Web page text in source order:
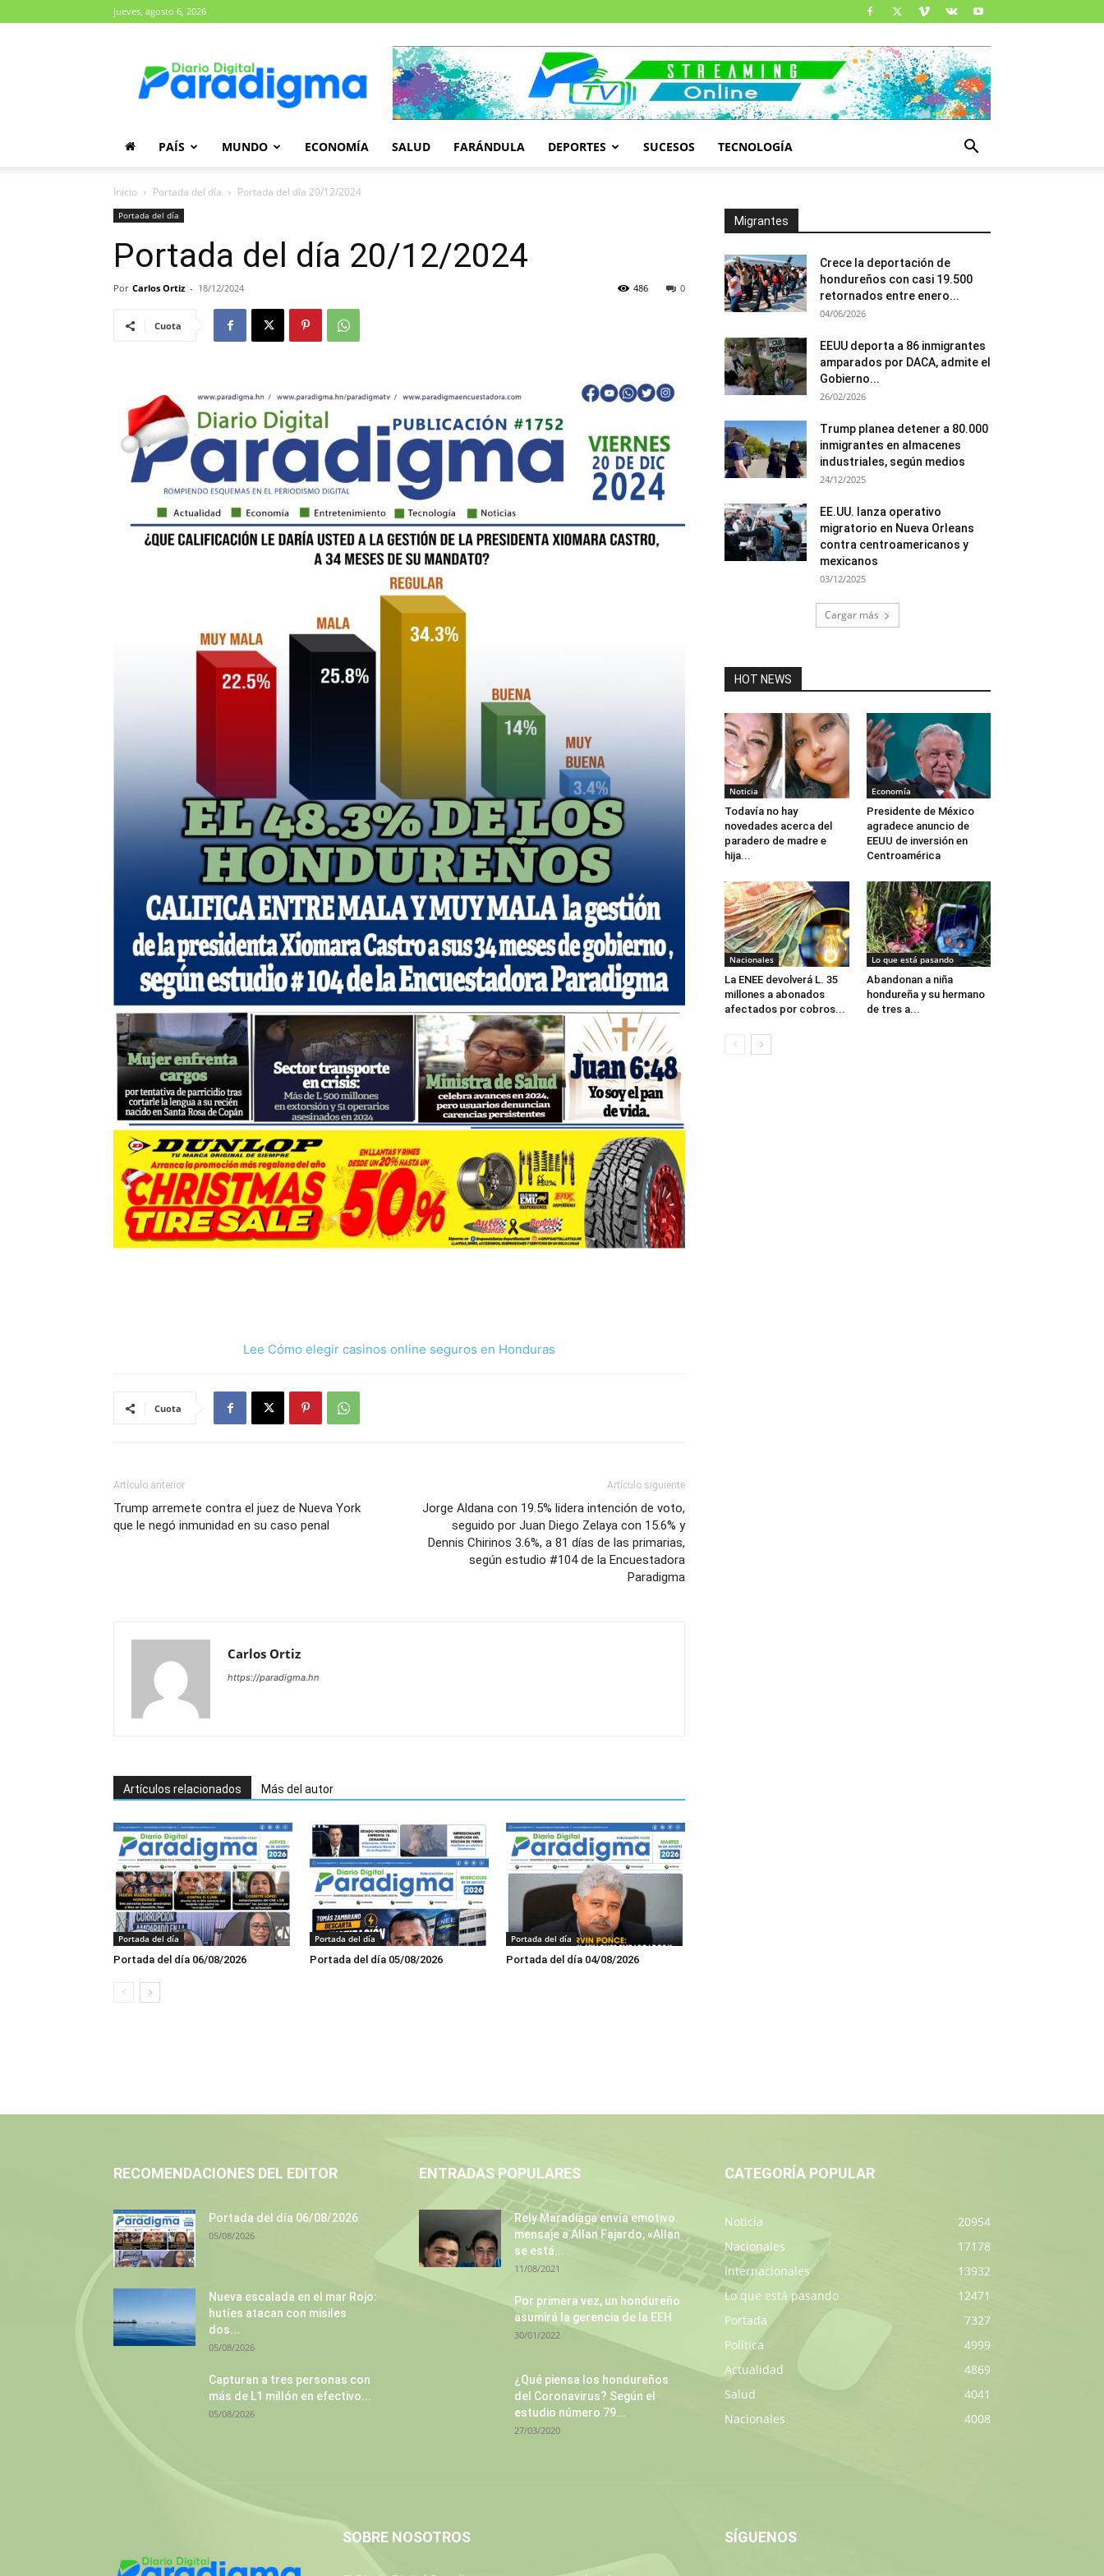
jueves, agosto 6, 2026
Paradigma
PAÍS MUNDO ECONOMÍA SALUD FARÁNDULA DEPORTES SUCESOS TECNOLOGÍA
Inicio Portada del día Portada del día 20/12/2024
Portada del día
Portada del día 20/12/2024
Por Carlos Ortiz - 18/12/2024 0
486
Cuota
Lee Cómo elegir casinos online seguros en Honduras
Cuota
Artículo anterior
Trump arremete contra el juez de Nueva York
que le negó inmunidad en su caso penal
Artículo siguiente
Jorge Aldana con 19.5% lidera intención de voto,
seguido por Juan Diego Zelaya con 15.6% y
Dennis Chirinos 3.6%, a 81 días de las primarias,
según estudio #104 de la Encuestadora
Paradigma
Carlos Ortiz
https://paradigma.hn
Artículos relacionados Más del autor
Portada del día
Portada del día 06/08/2026
Portada del día
Portada del día 05/08/2026
Portada del día
Portada del día 04/08/2026
Migrantes
Crece la deportación de
hondureños con casi 19.500
retornados entre enero...
04/06/2026
EEUU deporta a 86 inmigrantes
amparados por DACA, admite el
Gobierno...
26/02/2026
Trump planea detener a 80.000
inmigrantes en almacenes
industriales, según medios
24/12/2025
EE.UU. lanza operativo
migratorio en Nueva Orleans
contra centroamericanos y
mexicanos
03/12/2025
Cargar más
HOT NEWS
Noticia
Todavía no hay
novedades acerca del
paradero de madre e
hija...
Economía
Presidente de México
agradece anuncio de
EEUU de inversión en
Centroamérica
Nacionales
La ENEE devolverá L. 35
millones a abonados
afectados por cobros...
Lo que está pasando
Abandonan a niña
hondureña y su hermano
de tres a...
RECOMENDACIONES DEL EDITOR
Portada del día 06/08/2026
05/08/2026
Nueva escalada en el mar Rojo:
hutíes atacan con misiles
dos...
05/08/2026
Capturan a tres personas con
más de L1 millón en efectivo...
05/08/2026
ENTRADAS POPULARES
Rely Maradiaga envía emotivo
mensaje a Allan Fajardo, «Allan
se está...
11/08/2021
Por primera vez, un hondureño
asumirá la gerencia de la EEH
30/01/2022
¿Qué piensa los hondureños
del Coronavirus? Según el
estudio número 79...
27/03/2020
CATEGORÍA POPULAR
Noticia
20954
Nacionales
17178
Internacionales
13932
Lo que está pasando
12471
Portada
7327
Política
4999
Actualidad
4869
Salud
4041
Nacionales
4008
SOBRE NOSOTROS SÍGUENOS